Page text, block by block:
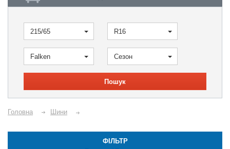
215/65 R16
Falken Сезон
Пошук
Головна Шини
ФІЛЬТР